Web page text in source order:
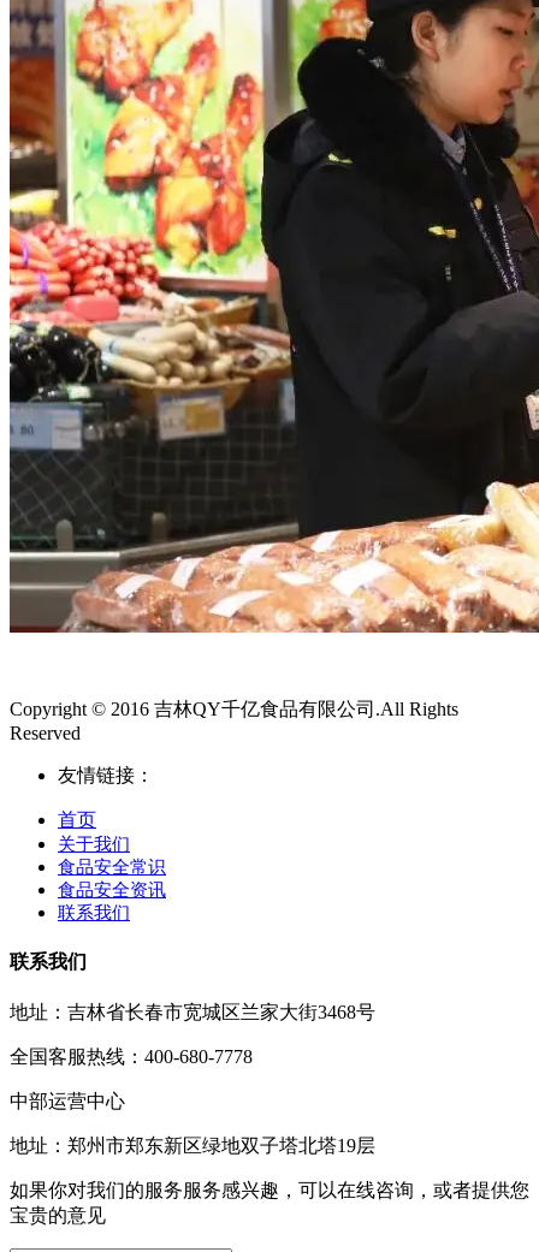
Copyright © 2016 吉林QY千亿食品有限公司.All Rights
Reserved
友情链接：
首页
关于我们
食品安全常识
食品安全资讯
联系我们
联系我们
地址：吉林省长春市宽城区兰家大街3468号
全国客服热线：400-680-7778
中部运营中心
地址：郑州市郑东新区绿地双子塔北塔19层
如果你对我们的服务服务感兴趣，可以在线咨询，或者提供您
宝贵的意见